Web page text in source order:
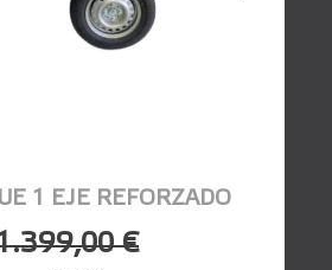
1 EJE REFORZADO
€